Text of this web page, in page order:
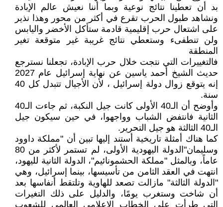
بد أن تعطينا نتائج نوعية وبما أننا نعيش عالم الإبادة
ونشاهد طبول الحرب تقرع في أكثر من محور وهذا نذير
على اشتعال حرب إقليمية قادمة ستأكل الأخضر واليابس
ولن تنطفىء وستعطي نتائج غريبة غير متوقعة تغير
المنطقة
فالتغييرات التي نتجت خلال حرب الإبادة، تجعلنا نسترجع
حديث الشيخ أحمد ياسين عن نهاية إسرائيل عام 2027
إنه يتوقع زوال دولة إسرائيل ، لأن الأجيال تتبدل كل 40
سنة.
وأوضح أن الـ40 الأولى كانت جيل النكبة، ثم جاءت الـ40
الثانية فانتفض الشباب وواجهوا، في حين سيكون جيل
الـ40 الثالثة هو جيل التحرير.
كما هناك أمثلة تاريخية أستند إليها تبين أن "مملكة داوود
وسليمان"الدولة اليهودية الأولى، لم تستمر لأكثر من 80
عاماً، وبالمثل "مملكة الحشمونائيم"، الدولة الثانية لليهود،
انتهت في العقد الثامن من تأسيسها، بينما إسرائيل، وهي
"الدولة الثالثة" مازالت تصعد للهاوية وتلتقط أنفاسها بعد
أن شاخت وستغرب يومًا، والدليل على ذلك التغيرات
التي طرأت على الخطاب الإعلامي العالمي للشعوب